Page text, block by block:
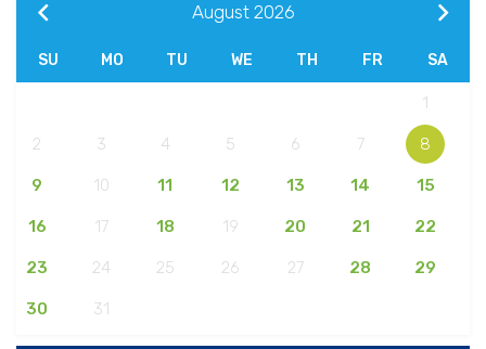
August 2026
SU MO TU WE TH FR SA
1
2 3 4 5 6 7 8
9 10 11 12 13 14 15
16 17 18 19 20 21 22
23 24 25 26 27 28 29
30 31